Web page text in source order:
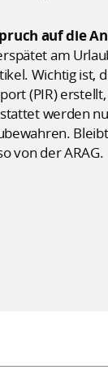
auf die
am
Wichtig ist,
(PIR)
werden
von der ARAG.